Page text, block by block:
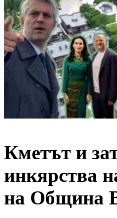
Кметът и
инкярства
на Община